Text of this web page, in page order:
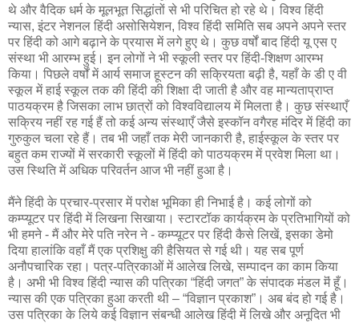
थे और वैदिक धर्म के मूलभूत सिद्धांतों से भी परिचित हो रहे थे। विश्व हिंदी
न्यास, इंटर नेशनल हिंदी असोसियेशन, विश्व हिंदी समिति सब अपने अपने स्तर
पर हिंदी को आगे बढ़ाने के प्रयास में लगे हुए थे। कुछ वर्षों बाद हिंदी यू एस ए
संस्था भी आरम्भ हुई। इन लोगों ने भी स्कूली स्तर पर हिंदी-शिक्षण आरम्भ
किया। पिछले वर्षों में आर्य समाज हूस्टन की सक्रियता बढ़ी है, यहाँ के डी ए वी
स्कूल में हाई स्कूल तक की हिंदी की शिक्षा दी जाती है और वह मान्यताप्राप्त
पाठयक्रम है जिसका लाभ छात्रों को विश्वविद्यालय में मिलता है। कुछ संस्थाएँ
सक्रिय नहीं रह गई हैं तो कई अन्य संस्थाएँ जैसे इस्कॉन वगैरह मंदिर में हिंदी का
गुरुकुल चला रहे हैं। तब भी जहाँ तक मेरी जानकारी है, हाईस्कूल के स्तर पर
बहुत कम राज्यों में सरकारी स्कूलों में हिंदी को पाठयक्रम में प्रवेश मिला था।
उस स्थिति में अधिक परिवर्तन आज भी नहीं हुआ है।
मैंने हिंदी के प्रचार-प्रसार में परोक्ष भूमिका ही निभाई है। कई लोगों को
कम्प्यूटर पर हिंदी में लिखना सिखाया। स्टारटॉक कार्यक्रम के प्रतिभागियों को
भी हमने - मैं और मेरे पति नरेन ने - कम्प्यूटर पर हिंदी कैसे लिखें, इसका डेमो
दिया हालांकि वहाँ मैं एक प्रशिक्षु की हैसियत से गई थी। यह सब पूर्ण
अनौपचारिक रहा। पत्र-पत्रिकाओं में आलेख लिखे, सम्पादन का काम किया
है। अभी भी विश्व हिंदी न्यास की पत्रिका “हिंदी जगत” के संपादक मंडल मॆं हूँ।
न्यास की एक पत्रिका हुआ करती थी – “विज्ञान प्रकाश”। अब बंद हो गई है।
उस पत्रिका के लिये कई विज्ञान संबन्धी आलेख हिंदी में लिखे और अनूदित भी